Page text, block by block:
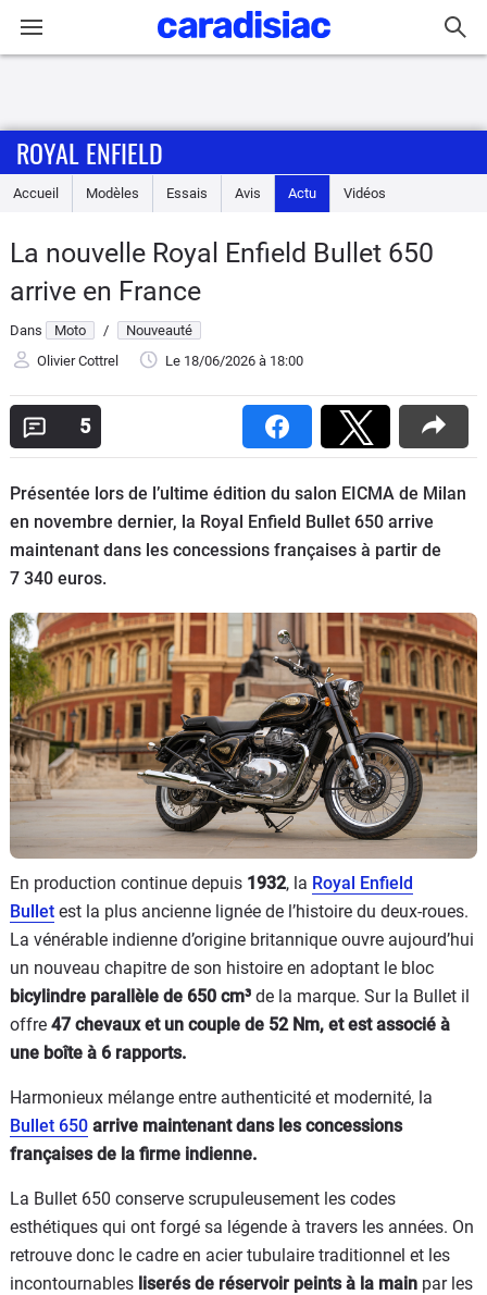
Accueil
Essais
Equipement
Forum
Scooters
&
125
Services
Auto
ROYAL ENFIELD
Accueil Modèles Essais Avis Actu Vidéos
La nouvelle Royal Enfield Bullet 650
arrive en France
Dans Moto /
Nouveauté
Olivier Cottrel
Le 18/06/2026 à 18:00
5
Présentée lors de l’ultime édition du salon EICMA de Milan
en novembre dernier, la Royal Enfield Bullet 650 arrive
maintenant dans les concessions françaises à partir de
7 340 euros.
En production continue depuis 1932, la Royal Enfield
Bullet est la plus ancienne lignée de l’histoire du deux-roues.
La vénérable indienne d’origine britannique ouvre aujourd’hui
un nouveau chapitre de son histoire en adoptant le bloc
bicylindre parallèle de 650 cm³ de la marque. Sur la Bullet il
offre 47 chevaux et un couple de 52 Nm, et est associé à
une boîte à 6 rapports.
Harmonieux mélange entre authenticité et modernité, la
Bullet 650 arrive maintenant dans les concessions
françaises de la firme indienne.
La Bullet 650 conserve scrupuleusement les codes
esthétiques qui ont forgé sa légende à travers les années. On
retrouve donc le cadre en acier tubulaire traditionnel et les
incontournables liserés de réservoir peints à la main par les